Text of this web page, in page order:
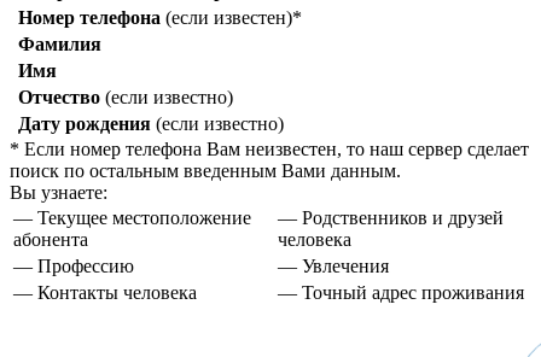
Номер телефона (если известен)*
Фамилия
Имя
Отчество (если известно)
Дату рождения (если известно)
* Если номер телефона Вам неизвестен, то наш сервер сделает
поиск по остальным введенным Вами данным.
Вы узнаете:
— Текущее местоположение
абонента
— Родственников и друзей
человека
— Профессию
— Увлечения
— Контакты человека
— Точный адрес проживания